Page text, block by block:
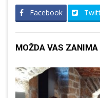
Facebook
MOŽDA VAS ZANIMA